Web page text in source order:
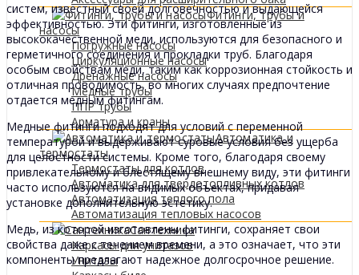
Фитинги, трубы и
насосы
Погружные насосы
Циркуляционные насосы
Дренажные насосы
Медные трубы
ППР трубы
Арматура и краны
Автоматика и
термостаты
Термостаты для котлов
Автоматика для твердотопливных котлов
Автоматизация теплого пола
Автоматизация тепловых насосов
Сантехника
Каркасы для унитазов
Унитазы
систем, известный своей долговечностью и выдающейся
эффективностью. Эти фитинги, изготовленные из
высококачественной меди, используются для безопасного и
герметичного соединения и прокладки труб. Благодаря
особым свойствам меди, таким как коррозионная стойкость и
отличная проводимость, во многих случаях предпочтение
отдается медным фитингам.
Медные фитинги подходят для условий с переменной
температурой и выдерживают суровые условия без ущерба
для целостности системы. Кроме того, благодаря своему
привлекательному и блестящему внешнему виду, эти фитинги
часто используются на видимых объектах, придавая
установке дополнительную эстетику.
Медь, из которой изготовлены фитинги, сохраняет свои
свойства даже с течением времени, а это означает, что эти
компоненты предлагают надежное долгосрочное решение.